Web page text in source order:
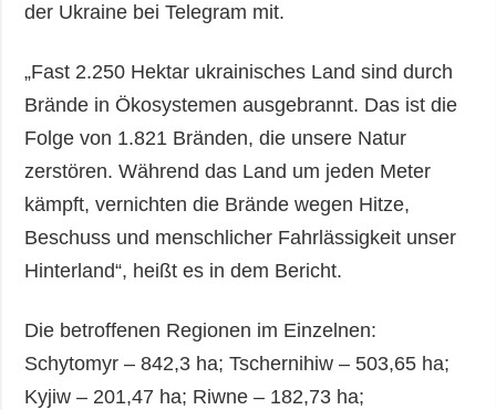
der Ukraine bei Telegram mit.
„Fast 2.250 Hektar ukrainisches Land sind durch
Brände in Ökosystemen ausgebrannt. Das ist die
Folge von 1.821 Bränden, die unsere Natur
zerstören. Während das Land um jeden Meter
kämpft, vernichten die Brände wegen Hitze,
Beschuss und menschlicher Fahrlässigkeit unser
Hinterland“, heißt es in dem Bericht.
Die betroffenen Regionen im Einzelnen:
Schytomyr – 842,3 ha; Tschernihiw – 503,65 ha;
Kyjiw – 201,47 ha; Riwne – 182,73 ha;